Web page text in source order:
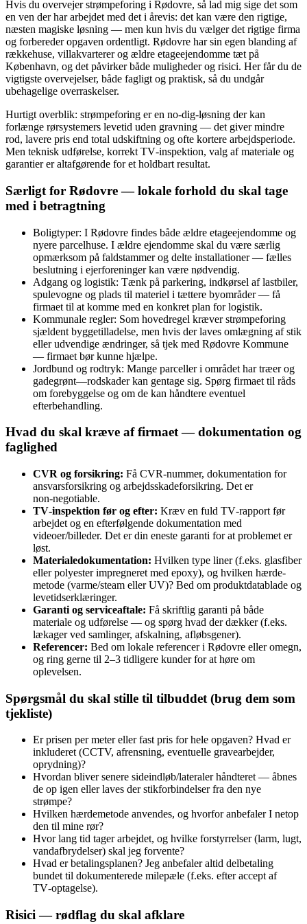
Hvis du overvejer strømpeforing i Rødovre, så lad mig sige det som
en ven der har arbejdet med det i årevis: det kan være den rigtige,
næsten magiske løsning — men kun hvis du vælger det rigtige firma
og forbereder opgaven ordentligt. Rødovre har sin egen blanding af
rækkehuse, villakvarterer og ældre etageejendomme tæt på
København, og det påvirker både muligheder og risici. Her får du de
vigtigste overvejelser, både fagligt og praktisk, så du undgår
ubehagelige overraskelser.
Hurtigt overblik: strømpeforing er en no‑dig‑løsning der kan
forlænge rørsystemers levetid uden gravning — det giver mindre
rod, lavere pris end total udskiftning og ofte kortere arbejdsperiode.
Men teknisk udførelse, korrekt TV‑inspektion, valg af materiale og
garantier er altafgørende for et holdbart resultat.
Særligt for Rødovre — lokale forhold du skal tage
med i betragtning
Boligtyper: I Rødovre findes både ældre etageejendomme og
nyere parcelhuse. I ældre ejendomme skal du være særlig
opmærksom på faldstammer og delte installationer — fælles
beslutning i ejerforeninger kan være nødvendig.
Adgang og logistik: Tænk på parkering, indkørsel af lastbiler,
spulevogne og plads til materiel i tættere byområder — få
firmaet til at komme med en konkret plan for logistik.
Kommunale regler: Som hovedregel kræver strømpeforing
sjældent byggetilladelse, men hvis der laves omlægning af stik
eller udvendige ændringer, så tjek med Rødovre Kommune
— firmaet bør kunne hjælpe.
Jordbund og rodtryk: Mange parceller i området har træer og
gadegrønt—rodskader kan gentage sig. Spørg firmaet til råds
om forebyggelse og om de kan håndtere eventuel
efterbehandling.
Hvad du skal kræve af firmaet — dokumentation og
faglighed
CVR og forsikring: Få CVR‑nummer, dokumentation for
ansvarsforsikring og arbejdsskadeforsikring. Det er
non‑negotiable.
TV‑inspektion før og efter: Kræv en fuld TV‑rapport før
arbejdet og en efterfølgende dokumentation med
videoer/billeder. Det er din eneste garanti for at problemet er
løst.
Materialedokumentation: Hvilken type liner (f.eks. glasfiber
eller polyester impregneret med epoxy), og hvilken hærde­
metode (varme/steam eller UV)? Bed om produktdatablade og
levetidserklæringer.
Garanti og serviceaftale: Få skriftlig garanti på både
materiale og udførelse — og spørg hvad der dækker (f.eks.
lækager ved samlinger, afskalning, afløbsgener).
Referencer: Bed om lokale referencer i Rødovre eller omegn,
og ring gerne til 2–3 tidligere kunder for at høre om
oplevelsen.
Spørgsmål du skal stille til tilbuddet (brug dem som
tjekliste)
Er prisen per meter eller fast pris for hele opgaven? Hvad er
inkluderet (CCTV, afrensning, eventuelle gravearbejder,
oprydning)?
Hvordan bliver senere sideindløb/lateraler håndteret — åbnes
de op igen eller laves der stikforbindelser fra den nye
strømpe?
Hvilken hærdemetode anvendes, og hvorfor anbefaler I netop
den til mine rør?
Hvor lang tid tager arbejdet, og hvilke forstyrrelser (larm, lugt,
vandafbrydelser) skal jeg forvente?
Hvad er betalingsplanen? Jeg anbefaler altid delbetaling
bundet til dokumenterede milepæle (f.eks. efter accept af
TV‑optagelse).
Risici — rødflag du skal afklare